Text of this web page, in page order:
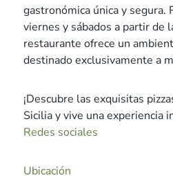
gastronómica única y segura.
viernes y sábados a partir de
restaurante ofrece un
destinado exclusivamente a
¡Descubre las exquisitas
Sicilia y vive una experiencia
Redes sociales
Ubicación